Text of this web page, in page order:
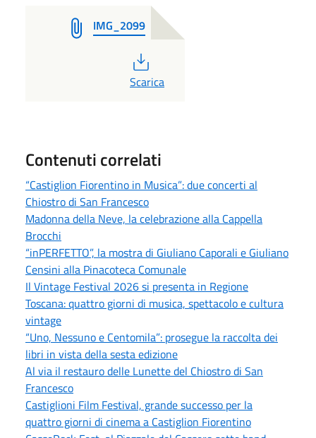
IMG_2099
PDF
Scarica
Contenuti correlati
“Castiglion Fiorentino in Musica”: due concerti al
Chiostro di San Francesco
Madonna della Neve, la celebrazione alla Cappella
Brocchi
“inPERFETTO”, la mostra di Giuliano Caporali e Giuliano
Censini alla Pinacoteca Comunale
Il Vintage Festival 2026 si presenta in Regione
Toscana: quattro giorni di musica, spettacolo e cultura
vintage
“Uno, Nessuno e Centomila”: prosegue la raccolta dei
libri in vista della sesta edizione
Al via il restauro delle Lunette del Chiostro di San
Francesco
Castiglioni Film Festival, grande successo per la
quattro giorni di cinema a Castiglion Fiorentino